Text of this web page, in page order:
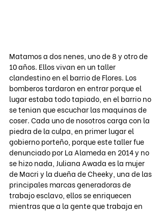
Matamos a dos nenes, uno de 8 y otro de
10 años. Ellos vivan en un taller
clandestino en el barrio de Flores. Los
bomberos tardaron en entrar porque el
lugar estaba todo tapiado, en el barrio no
se tenian que escuchar las maquinas de
coser. Cada uno de nosotros carga con la
piedra de la culpa, en primer lugar el
gobierno porteño, porque este taller fue
denunciado por La Alameda en 2014 y no
se hizo nada, Juliana Awada es la mujer
de Macri y la dueña de Cheeky, una de las
principales marcas generadoras de
trabajo esclavo, ellos se enriquecen
mientras que a la gente que trabaja en